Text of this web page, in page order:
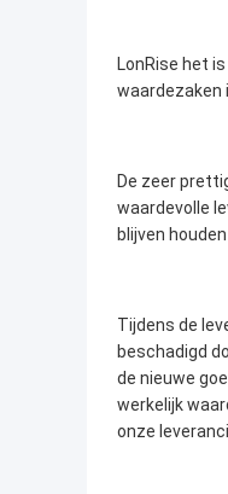
LonRise het
waardezaken
De zeer
waardevolle
blijven houden
Tijdens de
beschadigd
de nieuwe
werkelijk
onze